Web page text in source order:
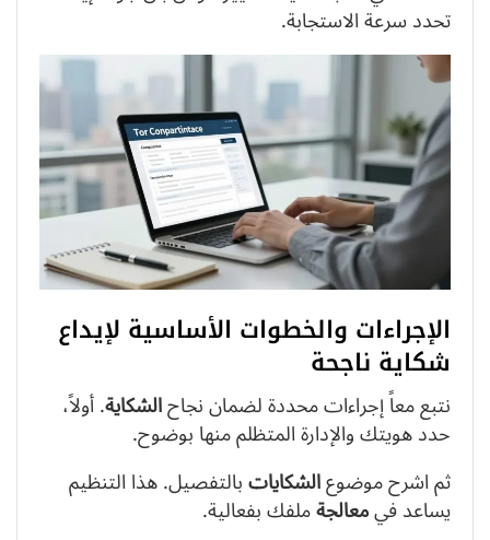
تحدد سرعة الاستجابة.
الإجراءات والخطوات الأساسية لإيداع
شكاية ناجحة
نتبع معاً إجراءات محددة لضمان نجاحالشكاية. أولاً،
حدد هويتك والإدارة المتظلم منها بوضوح.
ثم اشرح موضوعالشكاياتبالتفصيل. هذا التنظيم
يساعد فيمعالجةملفك بفعالية.